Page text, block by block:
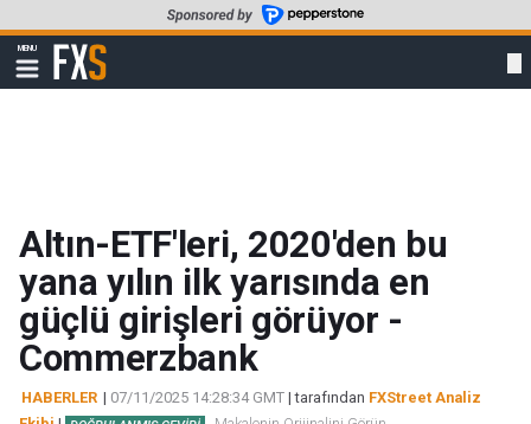
to
main
content
MENU
Show
navigation
FXStreet
Altın-ETF'leri, 2020'den bu
yana yılın ilk yarısında en
güçlü girişleri görüyor -
Commerzbank
HABERLER | 07/11/2025 14:28:34 GMT | tarafından FXStreet Analiz